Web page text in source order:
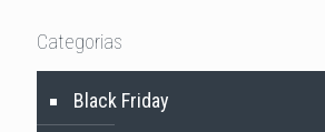
Categorias
Black Friday